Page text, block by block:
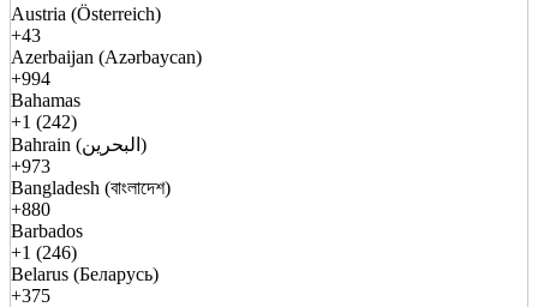
Austria (Österreich)
+43
Azerbaijan (Azərbaycan)
+994
Bahamas
+1 (242)
Bahrain (البحرين)
+973
Bangladesh (বাংলাদেশ)
+880
Barbados
+1 (246)
Belarus (Беларусь)
+375